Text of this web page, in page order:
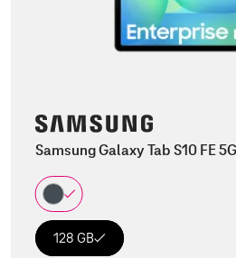
Samsung Galaxy Tab S10 FE
128 GB